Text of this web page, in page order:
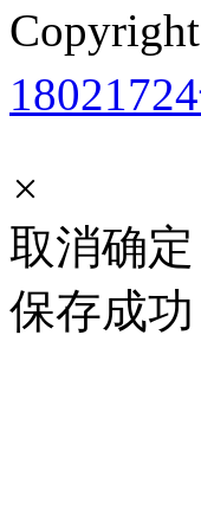
×
取消确定
保存成功